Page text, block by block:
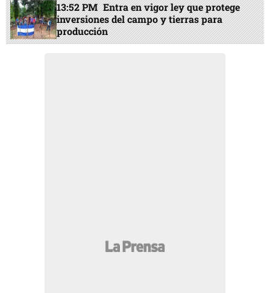
13:52 PM Entra en vigor ley que protege
inversiones del campo y tierras para
producción